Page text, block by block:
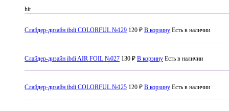
hit
Слайдер-дизайн ibdi COLORFUL №129 120 ₽ В корзину Есть в наличии
Слайдер-дизайн ibdi AIR FOIL №027 130 ₽ В корзину Есть в наличии
Слайдер-дизайн ibdi COLORFUL №125 120 ₽ В корзину Есть в наличии